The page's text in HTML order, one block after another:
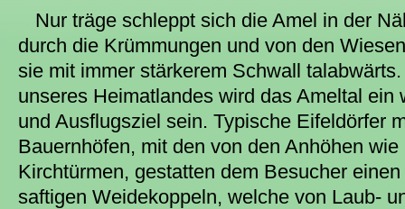
Nur träge schleppt sich die Amel in der
durch die Krümmungen und von den
sie mit immer stärkerem Schwall
unseres Heimatlandes wird das Ameltal ein
und Ausflugsziel sein. Typische Eifeldörfer
Bauernhöfen, mit den von den Anhöhen
Kirchtürmen, gestatten dem Besucher
saftigen Weidekoppeln, welche von Laub-